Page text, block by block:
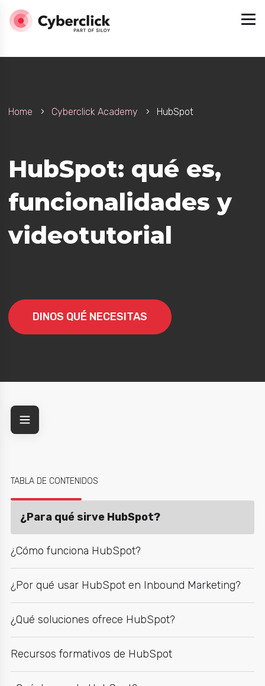
Home Cyberclick Academy HubSpot
HubSpot: qué es,
funcionalidades y
videotutorial
DINOS QUÉ NECESITAS
Inteligencia Artificial
TABLA DE CONTENIDOS
¿Para qué sirve HubSpot?
¿Cómo funciona HubSpot?
¿Por qué usar HubSpot en Inbound Marketing?
¿Qué soluciones ofrece HubSpot?
Recursos formativos de HubSpot